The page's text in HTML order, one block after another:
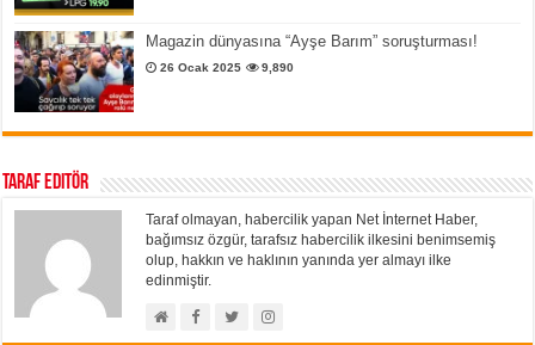
Magazin dünyasına “Ayşe Barım” soruşturması!
26 Ocak 2025 9,890
Taraf Editör
Taraf olmayan, habercilik yapan Net İnternet Haber,
bağımsız özgür, tarafsız habercilik ilkesini benimsemiş
olup, hakkın ve haklının yanında yer almayı ilke
edinmiştir.